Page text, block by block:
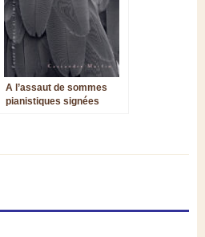
A l’assaut de sommes
pianistiques signées